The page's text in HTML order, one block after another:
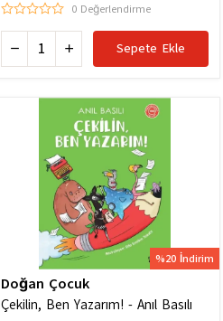
0 Değerlendirme
Sepete Ekle
%20 İndirim
Doğan Çocuk
Çekilin, Ben Yazarım! - Anıl Basılı